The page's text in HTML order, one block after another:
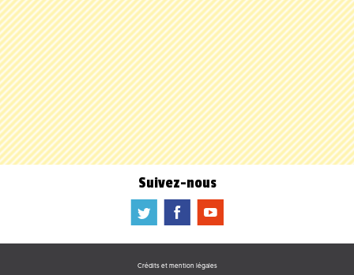
Suivez-nous
a b f
Crédits et mention légales